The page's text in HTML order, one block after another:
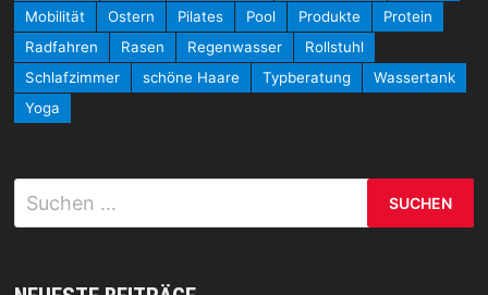
Mobilität
Ostern Pilates Pool Produkte
Protein
Radfahren
Rasen Regenwasser
Rollstuhl
Schlafzimmer
schöne Haare Typberatung
Wassertank
Yoga
Suchen
nach: